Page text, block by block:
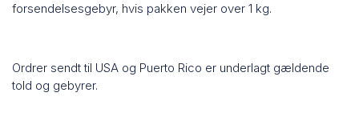
forsendelsesgebyr, hvis pakken vejer over 1 kg.
Ordrer sendt til USA og Puerto Rico er underlagt gældende
told og gebyrer.